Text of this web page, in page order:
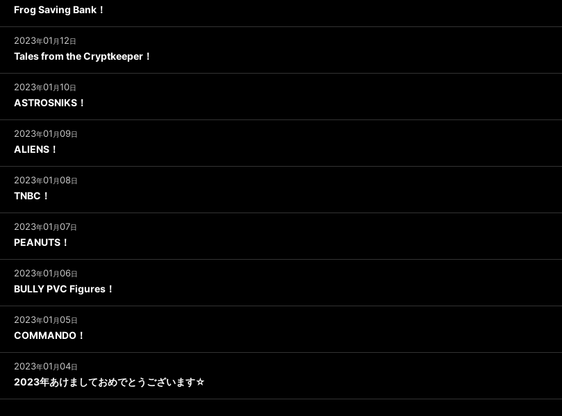
Frog Saving Bank！
2023年01 月12日
Tales from the Cryptkeeper！
2023年01 月10日
ASTROSNIKS！
2023年01 月09日
ALIENS！
2023年01 月08日
TNBC！
2023年01 月07日
PEANUTS！
2023年01 月06日
BULLY PVC Figures！
2023年01 月05日
COMMANDO！
2023年01 月04日
2023年あけましておめでとうございます☆